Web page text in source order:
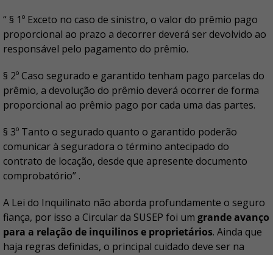
“ § 1º Exceto no caso de sinistro, o valor do prêmio pago
proporcional ao prazo a decorrer deverá ser devolvido ao
responsável pelo pagamento do prêmio.
§ 2º Caso segurado e garantido tenham pago parcelas do
prêmio, a devolução do prêmio deverá ocorrer de forma
proporcional ao prêmio pago por cada uma das partes.
§ 3º Tanto o segurado quanto o garantido poderão
comunicar à seguradora o término antecipado do
contrato de locação, desde que apresente documento
comprobatório” .
A Lei do Inquilinato não aborda profundamente o seguro
fiança, por isso a Circular da SUSEP foi um grande avanço
para a relação de inquilinos e proprietários. Ainda que
haja regras definidas, o principal cuidado deve ser na